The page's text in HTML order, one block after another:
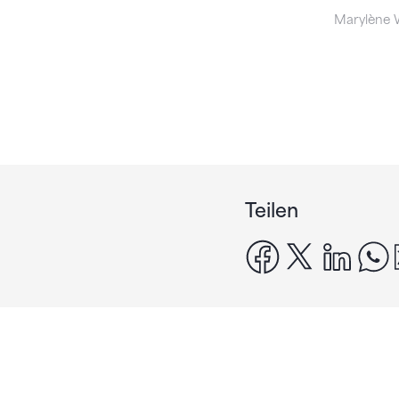
Marylène
Teilen
facebook
x